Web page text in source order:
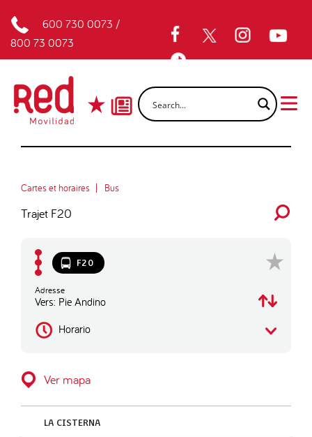
600 730 0073 /
800 73 0073
Cartes et horaires Bus
Trajet F20
F20
Adresse
Vers: Pie Andino
Horario
Ver mapa
LA CISTERNA